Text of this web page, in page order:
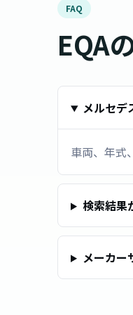
FAQ
EQA
メルセデ
車両、年式
検索結果
メーカー